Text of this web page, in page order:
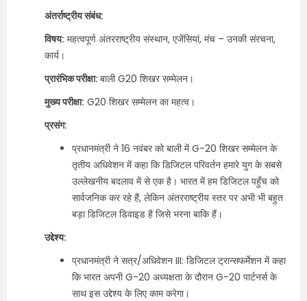
अंतर्राष्ट्रीय संबंध:
विषय: महत्वपूर्ण अंतरराष्ट्रीय संस्थान, एजेंसियां, मंच – उनकी संरचना,
कार्य।
प्रारंभिक परीक्षा: बाली G20 शिखर सम्मेलन।
मुख्य परीक्षा: G20 शिखर सम्मेलन का महत्व।
प्रसंग:
प्रधानमंत्री ने 16 नवंबर को बाली में G-20 शिखर सम्मेलन के
तृतीय अधिवेशन में कहा कि डिजिटल परिवर्तन हमारे युग के सबसे
उल्लेखनीय बदलाव में से एक है। भारत में हम डिजिटल पहुँच को
सार्वजनिक कर रहे हैं, लेकिन अंतरराष्ट्रीय स्तर पर अभी भी बहुत
बड़ा डिजिटल डिवाइड है जिसे भरना बाकि हैं।
उद्देश्य:
प्रधानमंत्री ने सत्र/अधिवेशन III: डिजिटल ट्रान्सफर्मेशन में कहा
कि भारत अपनी G-20 अध्यक्षता के दौरान G-20 पार्टनर्स के
साथ इस उद्देश्य के लिए काम करेगा।